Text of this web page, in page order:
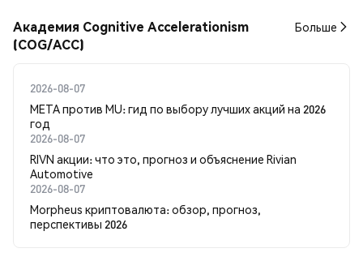
Академия Cognitive Accelerationism
(COG/ACC)
Больше
2026-08-07
META против MU: гид по выбору лучших акций на 2026
год
2026-08-07
RIVN акции: что это, прогноз и объяснение Rivian
Automotive
2026-08-07
Morpheus криптовалюта: обзор, прогноз,
перспективы 2026